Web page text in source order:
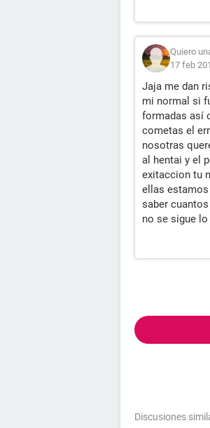
Quiero
17 feb
Jaja me dan
mi normal si
formadas así
cometas el
nosotras
al hentai y el
exitaccion tu
ellas
saber
no se sigue
Discusiones